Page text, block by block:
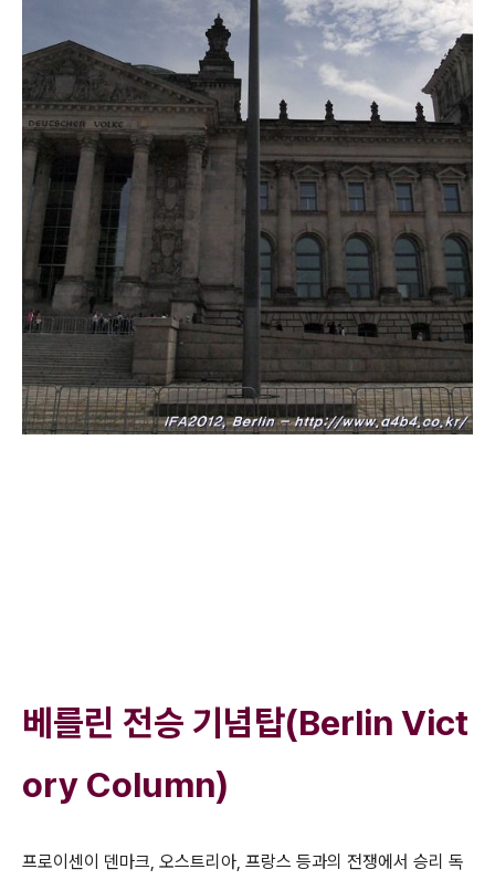
베를린 전승 기념탑(Berlin Vict
ory Column)
프로이센이 덴마크, 오스트리아, 프랑스 등과의 전쟁에서 승리 독